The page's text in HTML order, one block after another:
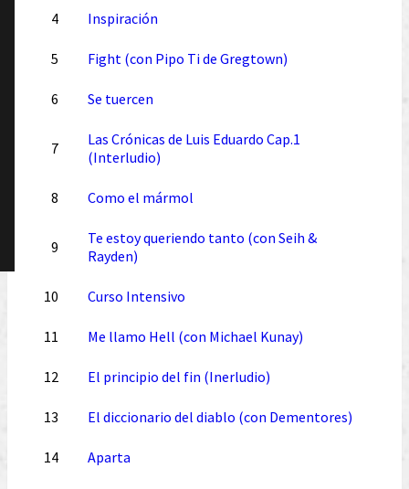
4 Inspiración
5 Fight (con Pipo Ti de Gregtown)
6 Se tuercen
7
Las Crónicas de Luis Eduardo Cap.1
(Interludio)
8 Como el mármol
9
Te estoy queriendo tanto (con Seih &
Rayden)
10 Curso Intensivo
11 Me llamo Hell (con Michael Kunay)
12 El principio del fin (Inerludio)
13 El diccionario del diablo (con Dementores)
14 Aparta